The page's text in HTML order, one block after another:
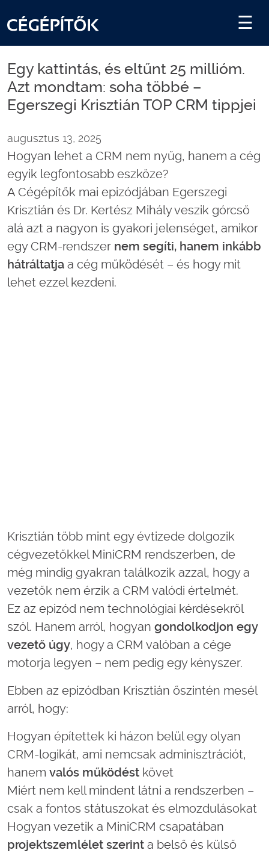
Egy kattintás, és eltűnt 25 millióm.
Azt mondtam: soha többé –
Egerszegi Krisztián TOP CRM tippjei
augusztus 13, 2025
Hogyan lehet a CRM nem nyűg, hanem a cég
egyik legfontosabb eszköze?
A Cégépítők mai epizódjában Egerszegi
Krisztián és Dr. Kertész Mihály veszik górcső
alá azt a nagyon is gyakori jelenséget, amikor
egy CRM-rendszer nem segíti, hanem inkább
hátráltatja a cég működését – és hogy mit
lehet ezzel kezdeni.
Krisztián több mint egy évtizede dolgozik
cégvezetőkkel MiniCRM rendszerben, de
még mindig gyakran találkozik azzal, hogy a
vezetők nem érzik a CRM valódi értelmét.
Ez az epizód nem technológiai kérdésekről
szól. Hanem arról, hogyan gondolkodjon egy
vezető úgy, hogy a CRM valóban a cége
motorja legyen – nem pedig egy kényszer.
Ebben az epizódban Krisztián őszintén mesél
arról, hogy:
Hogyan építettek ki házon belül egy olyan
CRM-logikát, ami nemcsak adminisztrációt,
hanem valós működést követ
Miért nem kell mindent látni a rendszerben –
csak a fontos státuszokat és elmozdulásokat
Hogyan vezetik a MiniCRM csapatában
projektszemlélet szerint a belső és külső